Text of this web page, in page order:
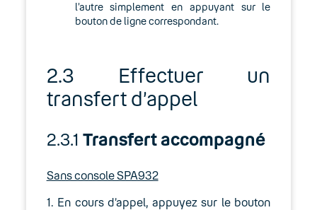
l’autre simplement en appuyant sur le
bouton de ligne correspondant.
2.3 Effectuer un
transfert d’appel
2.3.1 Transfert accompagné
Sans console SPA932
1. En cours d’appel, appuyez sur le bouton